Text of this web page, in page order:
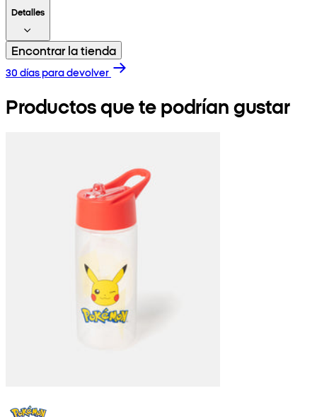
Detalles
Encontrar la tienda
30 días para devolver
Productos que te podrían gustar